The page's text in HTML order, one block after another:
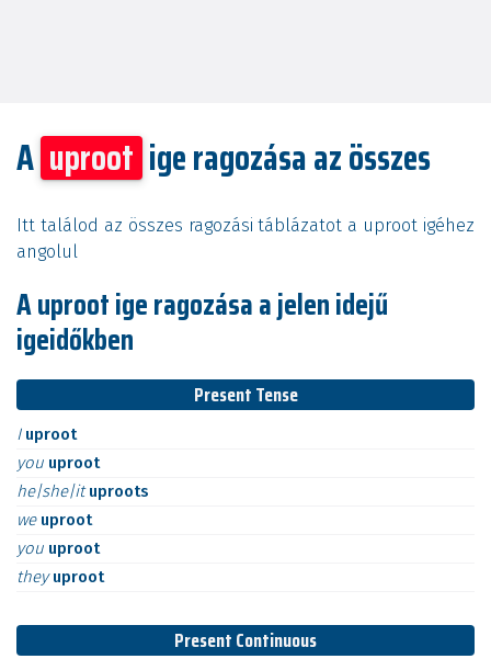
A uproot ige ragozása az összes
Itt találod az összes ragozási táblázatot a uproot igéhez
angolul
A uproot ige ragozása a jelen idejű
igeidőkben
Present Tense
I uproot
you uproot
he|she|ituproots
we uproot
you uproot
theyuproot
Present Continuous